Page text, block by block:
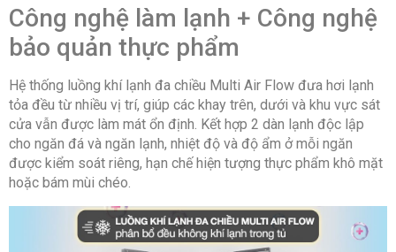
Công nghệ làm lạnh + Công nghệ
bảo quản thực phẩm
Hệ thống luồng khí lạnh đa chiều Multi Air Flow đưa hơi lạnh
tỏa đều từ nhiều vị trí, giúp các khay trên, dưới và khu vực sát
cửa vẫn được làm mát ổn định. Kết hợp 2 dàn lạnh độc lập
cho ngăn đá và ngăn lạnh, nhiệt độ và độ ẩm ở mỗi ngăn
được kiểm soát riêng, hạn chế hiện tượng thực phẩm khô mặt
hoặc bám mùi chéo.